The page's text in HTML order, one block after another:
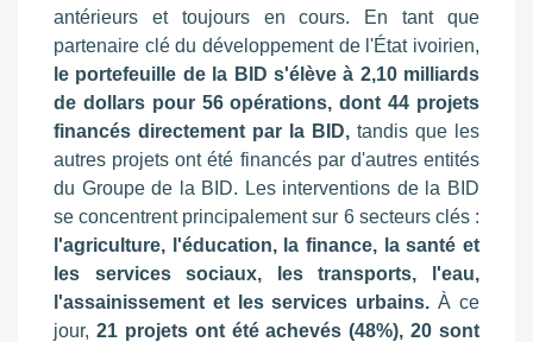
antérieurs et toujours en cours. En tant que
partenaire clé du développement de l'État ivoirien,
le portefeuille de la BID s'élève à 2,10 milliards
de dollars pour 56 opérations, dont 44 projets
financés directement par la BID, tandis que les
autres projets ont été financés par d'autres entités
du Groupe de la BID. Les interventions de la BID
se concentrent principalement sur 6 secteurs clés :
l'agriculture, l'éducation, la finance, la santé et
les services sociaux, les transports, l'eau,
l'assainissement et les services urbains. À ce
jour, 21 projets ont été achevés (48%), 20 sont